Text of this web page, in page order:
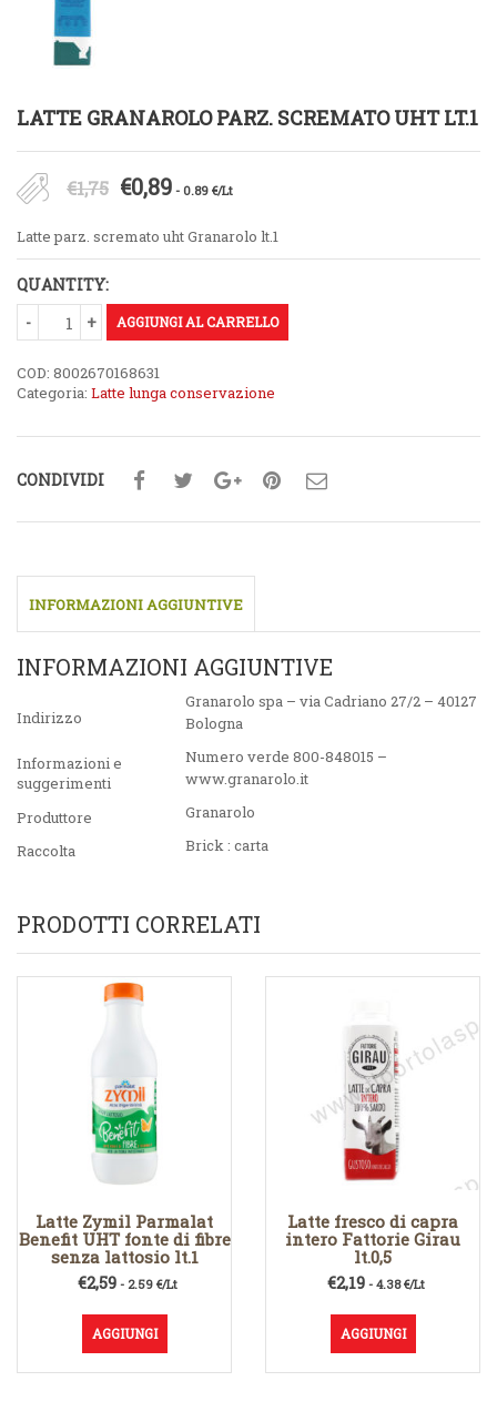
LATTE GRANAROLO PARZ. SCREMATO UHT LT.1
€1,75 Il
originale
€1,75.
€0,89Il
attuale
€0,89.
- 0.89 €/Lt
Latte parz. scremato uht Granarolo lt.1
QUANTITY:
AGGIUNGI AL CARRELLO
COD: 8002670168631
Categoria: Latte lunga conservazione
CONDIVIDI
INFORMAZIONI AGGIUNTIVE
INFORMAZIONI AGGIUNTIVE
Indirizzo
Granarolo spa – via Cadriano 27/2 – 40127
Bologna
Informazioni e
suggerimenti
Numero verde 800-848015 –
www.granarolo.it
Produttore
Granarolo
Raccolta
Brick : carta
PRODOTTI CORRELATI
Latte Zymil Parmalat
Benefit UHT fonte di fibre
senza lattosio lt.1
€2,59- 2.59 €/Lt
AGGIUNGI
Latte fresco di capra
intero Fattorie Girau
lt.0,5
€2,19- 4.38 €/Lt
AGGIUNGI